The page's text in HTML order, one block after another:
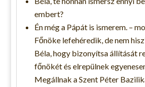
embert?
Én még a Pápát is ismerem. –
Főnöke lefehéredik, de nem
Béla, hogy bizonyítsa állítását
főnökét és elrepülnek
Megállnak a Szent Péter